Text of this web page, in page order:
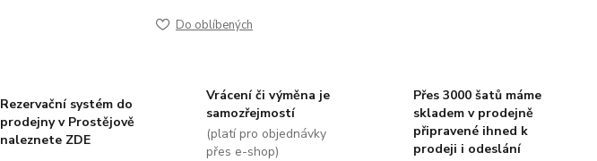
Do oblíbených
Rezervační systém do
prodejny v Prostějově
naleznete ZDE
Vrácení či výměna je
samozřejmostí
(platí pro objednávky
přes e-shop)
Přes 3000 šatů máme
skladem v prodejně
připravené ihned k
prodeji i odeslání